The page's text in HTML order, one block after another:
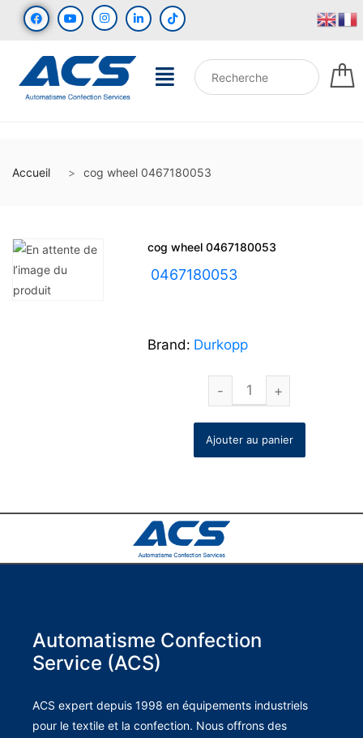
Accueil cog wheel 0467180053
cog wheel 0467180053
0467180053
Brand: Durkopp
Ajouter au panier
Automatisme Confection
Service (ACS)
ACS expert depuis 1998 en équipements industriels
pour le textile et la confection. Nous offrons des